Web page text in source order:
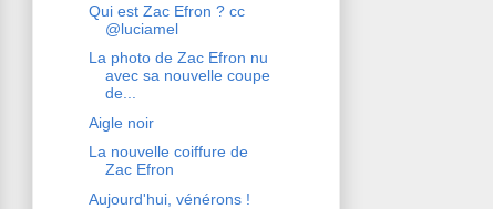
Qui est Zac Efron ? cc
@luciamel
La photo de Zac Efron nu
avec sa nouvelle coupe
de...
Aigle noir
La nouvelle coiffure de
Zac Efron
Aujourd'hui, vénérons !